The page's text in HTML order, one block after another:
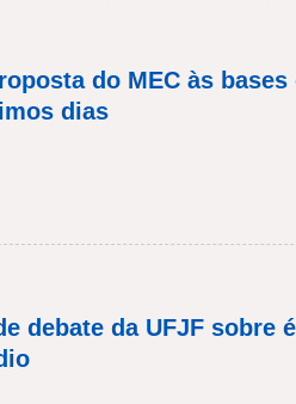
do MEC às
dias
debate da UFJF sobre